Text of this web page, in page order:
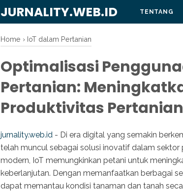
JURNALITY.WEB.ID TENTANG
Home › IoT dalam Pertanian
Optimalisasi
Pertanian:
Produktivitas
jurnality.web.id - Di era digital yang semakin
telah muncul sebagai solusi inovatif dalam sektor
modern, IoT memungkinkan petani untuk
keberlanjutan. Dengan memanfaatkan berbagai
dapat memantau kondisi tanaman dan tanah